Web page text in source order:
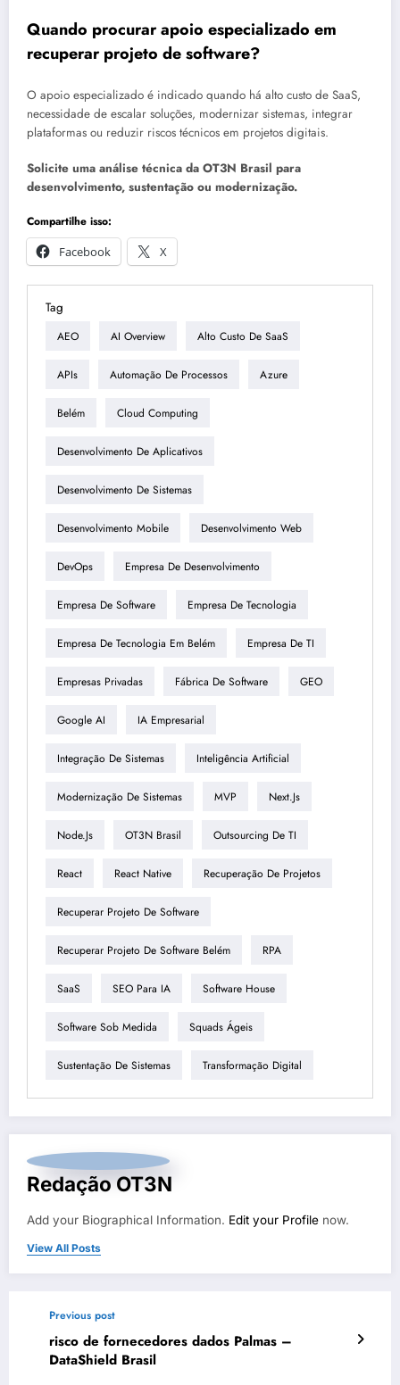
Quando procurar apoio especializado em
recuperar projeto de software?
O apoio especializado é indicado quando há alto custo de SaaS,
necessidade de escalar soluções, modernizar sistemas, integrar
plataformas ou reduzir riscos técnicos em projetos digitais.
Solicite uma análise técnica da OT3N Brasil para
desenvolvimento, sustentação ou modernização.
Compartilhe isso:
Facebook
X
Tag
AEO AI Overview Alto Custo De SaaS
APIs Automação De Processos Azure
Belém Cloud Computing
Desenvolvimento De Aplicativos
Desenvolvimento De Sistemas
Desenvolvimento Mobile Desenvolvimento Web
DevOps Empresa De Desenvolvimento
Empresa De Software Empresa De Tecnologia
Empresa De Tecnologia Em Belém Empresa De TI
Empresas Privadas Fábrica De Software GEO
Google AI IA Empresarial
Integração De Sistemas Inteligência Artificial
Modernização De Sistemas MVP Next.js
Node.js OT3N Brasil Outsourcing De TI
React React Native Recuperação De Projetos
Recuperar Projeto De Software
Recuperar Projeto De Software Belém RPA
SaaS SEO Para IA Software House
Software Sob Medida Squads Ágeis
Sustentação De Sistemas Transformação Digital
Redação OT3N
Add your Biographical Information. Edit your Profile now.
View All Posts
Previous post
risco de fornecedores dados Palmas –
DataShield Brasil